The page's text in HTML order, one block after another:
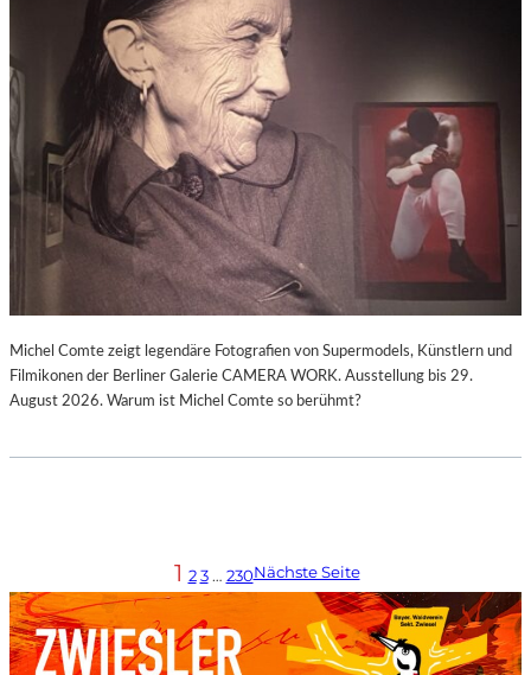
Michel Comte zeigt legendäre Fotografien von Supermodels, Künstlern und
Filmikonen der Berliner Galerie CAMERA WORK. Ausstellung bis 29.
August 2026. Warum ist Michel Comte so berühmt?
1 2 3 … 230Nächste Seite